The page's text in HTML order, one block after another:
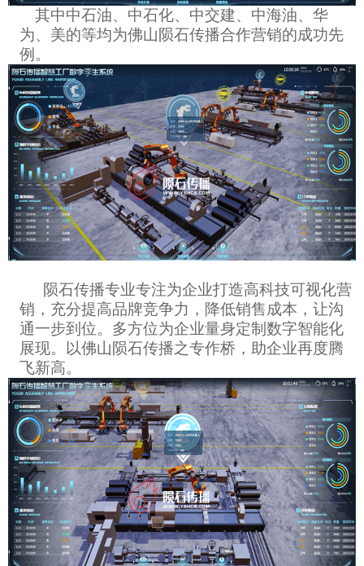
其中中石油、中石化、中交建、中海油、华
为、美的等均为佛山陨石传播合作营销的成功先
例。
陨石传播专业专注为企业打造高科技可视化营
销，充分提高品牌竞争力，降低销售成本，让沟
通一步到位。多方位为企业量身定制数字智能化
展现。以佛山陨石传播之专作桥，助企业再度腾
飞新高。